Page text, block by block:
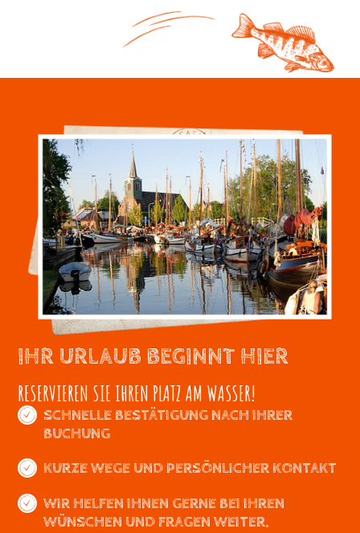
IHR URLAUB BEGINNT HIER
RESERVIEREN SIE IHREN PLATZ AM WASSER!
SCHNELLE BESTÄTIGUNG NACH IHRER
BUCHUNG
KURZE WEGE UND PERSÖNLICHER KONTAKT
WIR HELFEN IHNEN GERNE BEI IHREN
WÜNSCHEN UND FRAGEN WEITER.